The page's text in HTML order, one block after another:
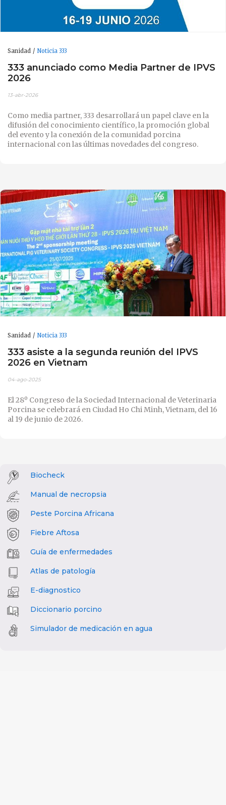
Sanidad Noticia 333
333 anunciado como Media Partner de IPVS
2026
13-abr-2026
Como media partner, 333 desarrollará un papel clave en la
difusión del conocimiento científico, la promoción global
del evento y la conexión de la comunidad porcina
internacional con las últimas novedades del congreso.
Sanidad Noticia 333
333 asiste a la segunda reunión del IPVS
2026 en Vietnam
04-ago-2025
El 28º Congreso de la Sociedad Internacional de Veterinaria
Porcina se celebrará en Ciudad Ho Chi Minh, Vietnam, del 16
al 19 de junio de 2026.
Biocheck
Manual de necropsia
Peste Porcina Africana
Fiebre Aftosa
Guía de enfermedades
Atlas de patología
E-diagnostico
Diccionario porcino
Simulador de medicación en agua